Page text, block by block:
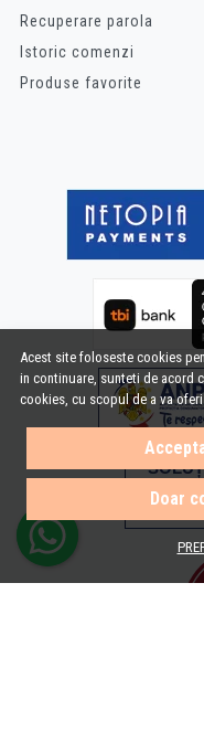
Acest site foloseste cookies
in continuare, sunteti de acord
cookies, cu scopul de a va
Doar
Recuperare parola
Istoric comenzi
Produse favorite